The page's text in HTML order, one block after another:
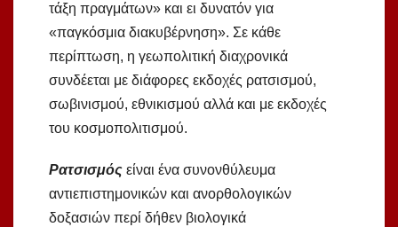
τάξη πραγμάτων» και ει δυνατόν για
«παγκόσμια διακυβέρνηση». Σε κάθε
περίπτωση, η γεωπολιτική διαχρονικά
συνδέεται με διάφορες εκδοχές ρατσισμού,
σωβινισμού, εθνικισμού αλλά και με εκδοχές
του κοσμοπολιτισμού.
Ρατσισμός είναι ένα συνονθύλευμα
αντιεπιστημονικών και ανορθολογικών
δοξασιών περί δήθεν βιολογικά